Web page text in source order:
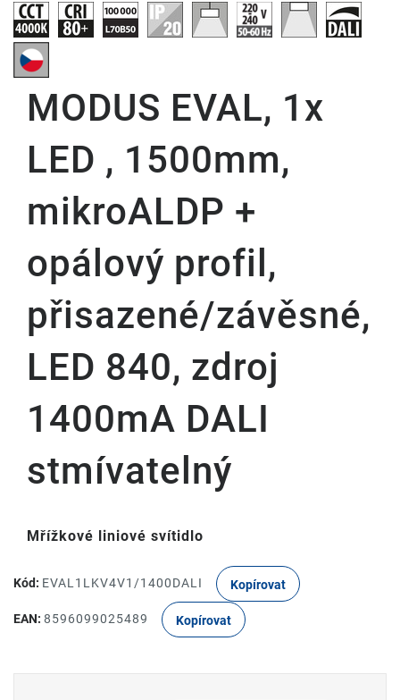
MODUS EVAL, 1x
LED , 1500mm,
mikroALDP +
opálový profil,
přisazené/závěsné,
LED 840, zdroj
1400mA DALI
stmívatelný
Mřížkové liniové svítidlo
Kód: EVAL1LKV4V1/1400DALI Kopírovat
EAN: 8596099025489 Kopírovat